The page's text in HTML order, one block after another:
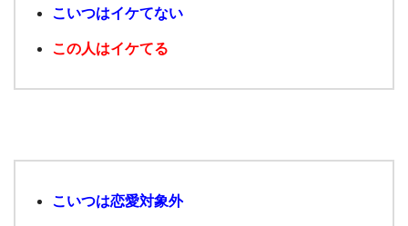
こいつはイケてない
この人はイケてる
こいつは恋愛対象外